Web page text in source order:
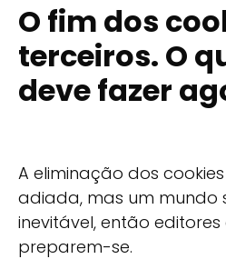
O fim dos
terceiros. O
deve fazer
A eliminação dos
adiada, mas um mundo
inevitável, então
preparem-se.